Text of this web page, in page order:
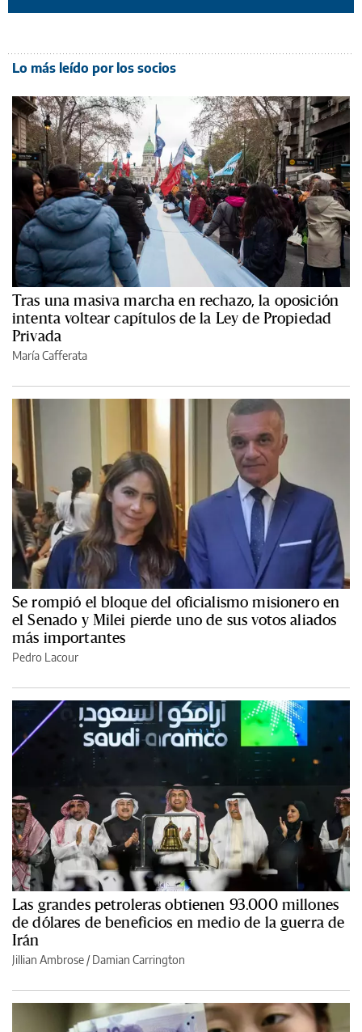
Lo más leído por los socios
Tras una masiva marcha en rechazo, la oposición
intenta voltear capítulos de la Ley de Propiedad
Privada
María Cafferata
Se rompió el bloque del oficialismo misionero en
el Senado y Milei pierde uno de sus votos aliados
más importantes
Pedro Lacour
Las grandes petroleras obtienen 93.000 millones
de dólares de beneficios en medio de la guerra de
Irán
Jillian Ambrose / Damian Carrington